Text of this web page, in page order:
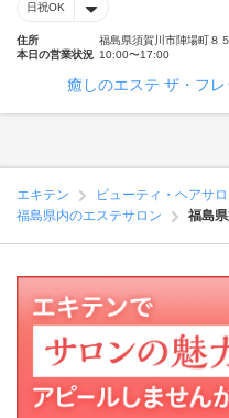
日祝OK
住所
福島県須賀川市陣場町８
本日の営業状況 10:00〜17:00
癒しのエステ ザ・フ
エキテン ビューティ・ヘアサ
福島県内のエステサロン
福島